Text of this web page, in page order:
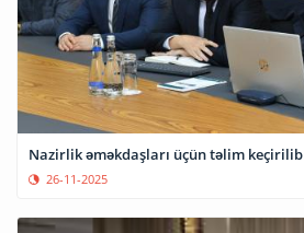
Nazirlik əməkdaşları üçün təlim keçirilib
26-11-2025